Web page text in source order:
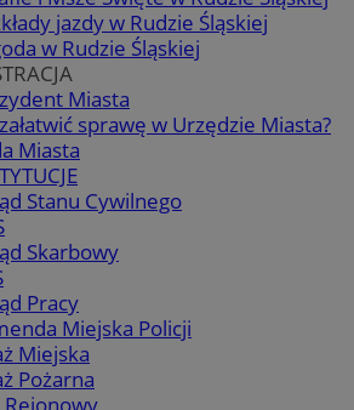
jazdy w Rudzie Śląskiej
w Rudzie Śląskiej
Miasta
sprawę w Urzędzie Miasta?
Miasta
Stanu Cywilnego
Skarbowy
Pracy
Miejska Policji
Miejska
Pożarna